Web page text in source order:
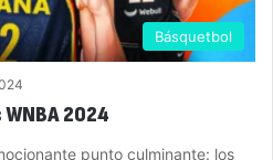
Básquetbol
2024
punto culminante: los